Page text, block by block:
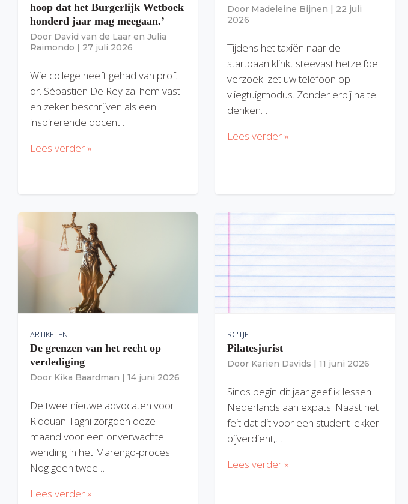
hoop dat het Burgerlijk Wetboek
honderd jaar mag meegaan.’
Door David van de Laar en Julia
Raimondo | 27 juli 2026
Wie college heeft gehad van prof.
dr. Sébastien De Rey zal hem vast
en zeker beschrijven als een
inspirerende docent…
Lees verder »
Door Madeleine Bijnen | 22 juli
2026
Tijdens het taxiën naar de
startbaan klinkt steevast hetzelfde
verzoek: zet uw telefoon op
vliegtuigmodus. Zonder erbij na te
denken…
Lees verder »
ARTIKELEN
De grenzen van het recht op
verdediging
Door Kika Baardman | 14 juni 2026
De twee nieuwe advocaten voor
Ridouan Taghi zorgden deze
maand voor een onverwachte
wending in het Marengo-proces.
Nog geen twee…
Lees verder »
RC'TJE
Pilatesjurist
Door Karien Davids | 11 juni 2026
Sinds begin dit jaar geef ik lessen
Nederlands aan expats. Naast het
feit dat dit voor een student lekker
bijverdient,…
Lees verder »